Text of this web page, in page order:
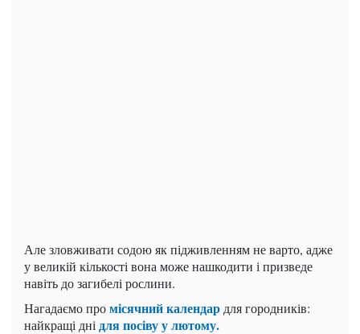
Але зловживати содою як підживленням не варто, адже
у великій кількості вона може нашкодити і призведе
навіть до загибелі рослини.
Нагадаємо промісячний календар для городників:
найкращі дні для посіву у лютому.